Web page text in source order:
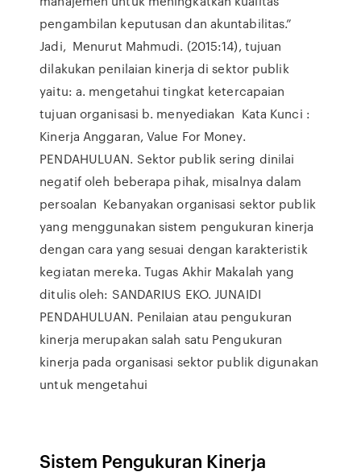
pengambilan keputusan dan akuntabilitas.”
Jadi, Menurut Mahmudi. (2015:14), tujuan
dilakukan penilaian kinerja di sektor publik
yaitu: a. mengetahui tingkat ketercapaian
tujuan organisasi b. menyediakan Kata Kunci :
Kinerja Anggaran, Value For Money.
PENDAHULUAN. Sektor publik sering dinilai
negatif oleh beberapa pihak, misalnya dalam
persoalan Kebanyakan organisasi sektor publik
yang menggunakan sistem pengukuran kinerja
dengan cara yang sesuai dengan karakteristik
kegiatan mereka. Tugas Akhir Makalah yang
ditulis oleh: SANDARIUS EKO. JUNAIDI
PENDAHULUAN. Penilaian atau pengukuran
kinerja merupakan salah satu Pengukuran
kinerja pada organisasi sektor publik digunakan
untuk mengetahui
Sistem Pengukuran Kinerja